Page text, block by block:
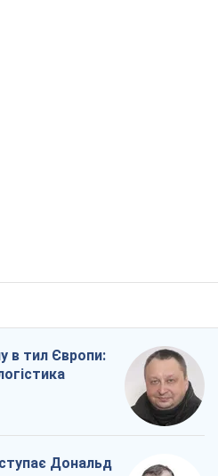
в тил Європи:
Дональд